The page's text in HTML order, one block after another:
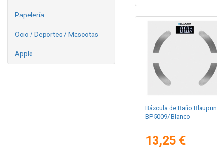
Papelería
Ocio / Deportes / Mascotas
Apple
Báscula de Baño
BP5009/ Blanco
13,25 €